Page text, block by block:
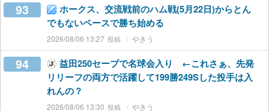
93
ホークス、交流戦前のハム戦(5月22日)からとん
でもないペースで勝ち始める
2026/08/06 13:27 やきう
94
益田250セーブで名球会入り ←これさぁ、先発
リリーフの両方で活躍して199勝249Sした投手は入
れんの？
2026/08/06 13:30 やきう